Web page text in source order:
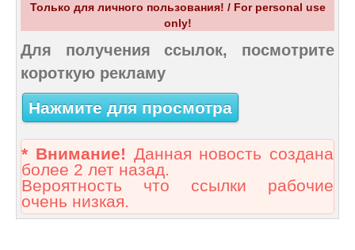
Только для личного пользования! / For personal use
only!
Для получения ссылок, посмотрите
короткую рекламу
Нажмите для просмотра
* Внимание! Данная новость создана
более 2 лет назад.
Вероятность что ссылки рабочие
очень низкая.